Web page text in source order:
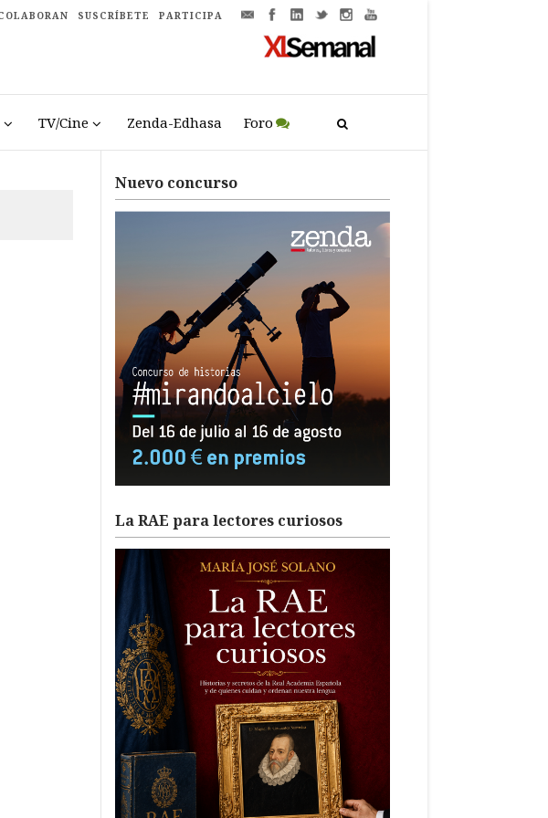
SUSCRÍBETE PARTICIPA
TV/Cine Zenda-Edhasa Foro
Nuevo concurso
La RAE para lectores curiosos